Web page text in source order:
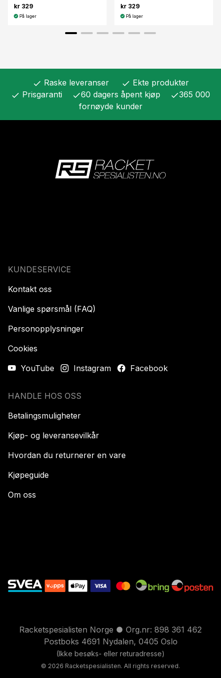
kr 329
På lager
kr 329
På lager
check Raske leveranser check Ekte produkter
check Prisgaranti check60 dagers åpent kjøp check365 000
fornøyde kunder
KUNDESERVICE
Kontakt oss
Vanlige spørsmål (FAQ)
Personopplysninger
Cookies
YouTube
Instagram Facebook
HANDLE HOS OSS
Betalingsmuligheter
Kjøp- og leveransevilkår
Hvordan du returnerer en vare
Kjøpeguide
Om oss
Racketspesialisten Norge ● Org.nr: 898 361 462
Postboks 4691 Nydalen, 0405 Oslo
(Ikke besøks- eller returadresse)
© 2026 Racketspesialisten. All rights reserved.